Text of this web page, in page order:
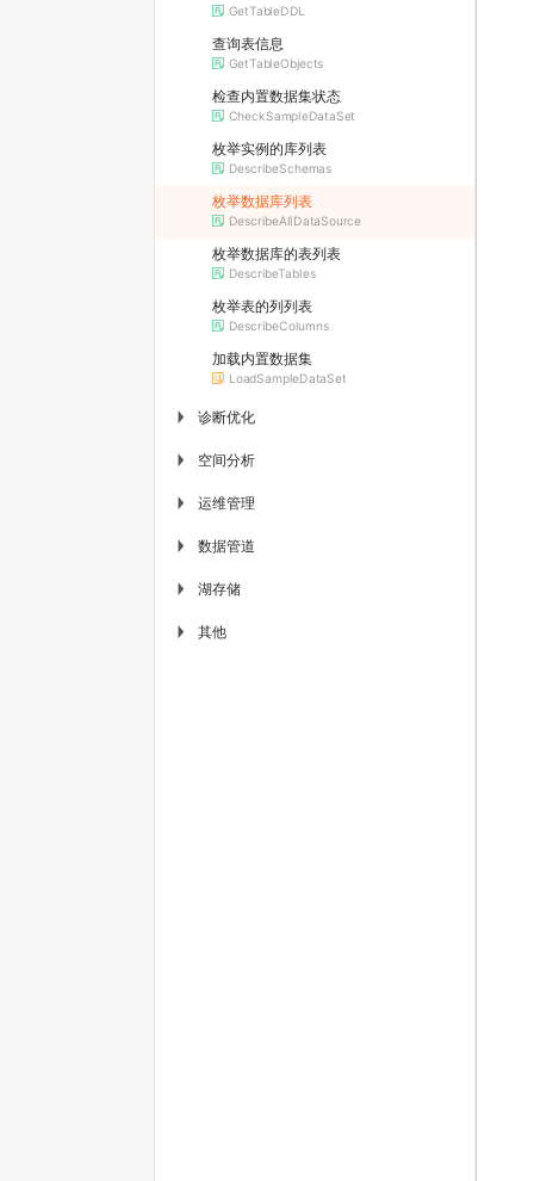
GetTableDDL
查询表信息
GetTableObjects
检查内置数据集状态
CheckSampleDataSet
枚举实例的库列表
DescribeSchemas
枚举数据库列表
DescribeAllDataSource
枚举数据库的表列表
DescribeTables
枚举表的列列表
DescribeColumns
加载内置数据集
LoadSampleDataSet
▶ 诊断优化
▶ 空间分析
▶ 运维管理
▶ 数据管道
▶ 湖存储
▶ 其他